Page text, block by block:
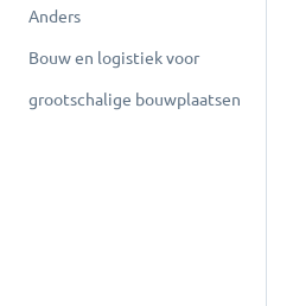
Anders
Bouw en logistiek voor
grootschalige bouwplaatsen